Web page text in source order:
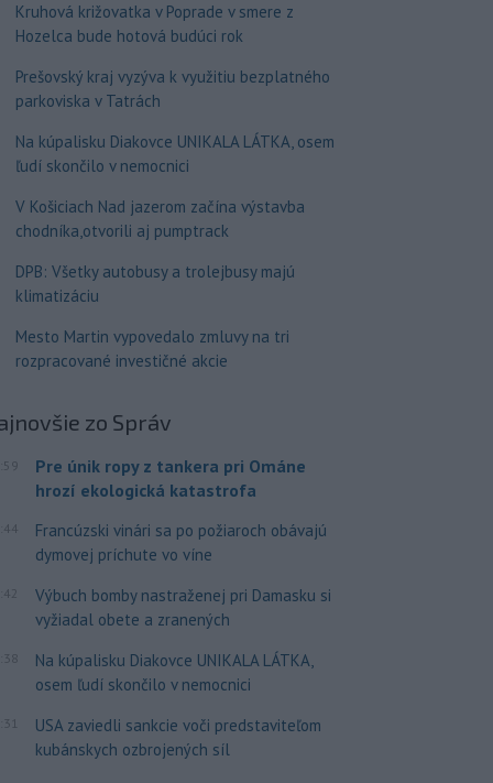
Kruhová križovatka v Poprade v smere z
Hozelca bude hotová budúci rok
Prešovský kraj vyzýva k využitiu bezplatného
parkoviska v Tatrách
Na kúpalisku Diakovce UNIKALA LÁTKA, osem
ľudí skončilo v nemocnici
V Košiciach Nad jazerom začína výstavba
chodníka,otvorili aj pumptrack
DPB: Všetky autobusy a trolejbusy majú
klimatizáciu
Mesto Martin vypovedalo zmluvy na tri
rozpracované investičné akcie
zo Správ
Pre únik ropy z tankera pri Ománe
hrozí ekologická katastrofa
Francúzski vinári sa po požiaroch obávajú
dymovej príchute vo víne
Výbuch bomby nastraženej pri Damasku si
vyžiadal obete a zranených
Na kúpalisku Diakovce UNIKALA LÁTKA,
osem ľudí skončilo v nemocnici
USA zaviedli sankcie voči predstaviteľom
kubánskych ozbrojených síl